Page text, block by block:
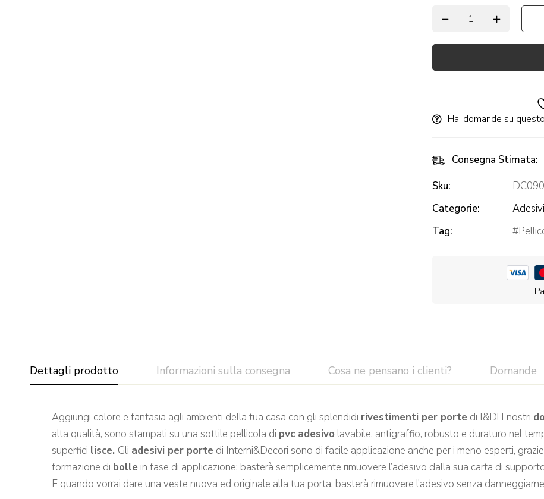
Hai domande su
Consegna Stimata:
Sku:
Categorie:
Tag:
Dettagli prodotto Informazioni sulla consegna Cosa ne pensano i clienti? Domande
Aggiungi colore e fantasia agli ambienti della tua casa con gli splendidi rivestimenti per porte di I&D! I nostri
alta qualità, sono stampati su una sottile pellicola di pvc adesivo lavabile, antigraffio, robusto e duraturo nel
superfici lisce. Gli adesivi per porte di Interni&Decori sono di facile applicazione anche per i meno esperti, grazie
formazione di bolle in fase di applicazione; basterà semplicemente rimuovere l’adesivo dalla sua carta di
E quando vorrai dare una veste nuova ed originale alla tua porta, basterà rimuovere l’adesivo senza